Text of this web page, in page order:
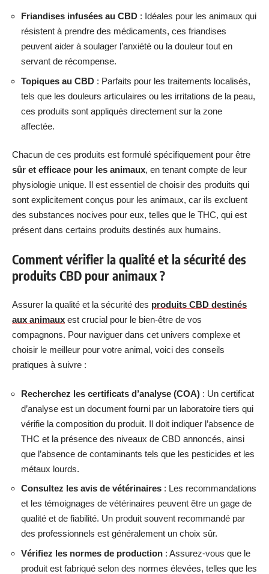
Friandises infusées au CBD : Idéales pour les animaux qui
résistent à prendre des médicaments, ces friandises
peuvent aider à soulager l’anxiété ou la douleur tout en
servant de récompense.
Topiques au CBD : Parfaits pour les traitements localisés,
tels que les douleurs articulaires ou les irritations de la peau,
ces produits sont appliqués directement sur la zone
affectée.
Chacun de ces produits est formulé spécifiquement pour être
sûr et efficace pour les animaux, en tenant compte de leur
physiologie unique. Il est essentiel de choisir des produits qui
sont explicitement conçus pour les animaux, car ils excluent
des substances nocives pour eux, telles que le THC, qui est
présent dans certains produits destinés aux humains.
Comment vérifier la qualité et la sécurité des
produits CBD pour animaux ?
Assurer la qualité et la sécurité des produits CBD destinés
aux animaux est crucial pour le bien-être de vos
compagnons. Pour naviguer dans cet univers complexe et
choisir le meilleur pour votre animal, voici des conseils
pratiques à suivre :
Recherchez les certificats d’analyse (COA) : Un certificat
d’analyse est un document fourni par un laboratoire tiers qui
vérifie la composition du produit. Il doit indiquer l’absence de
THC et la présence des niveaux de CBD annoncés, ainsi
que l’absence de contaminants tels que les pesticides et les
métaux lourds.
Consultez les avis de vétérinaires : Les recommandations
et les témoignages de vétérinaires peuvent être un gage de
qualité et de fiabilité. Un produit souvent recommandé par
des professionnels est généralement un choix sûr.
Vérifiez les normes de production : Assurez-vous que le
produit est fabriqué selon des normes élevées, telles que les